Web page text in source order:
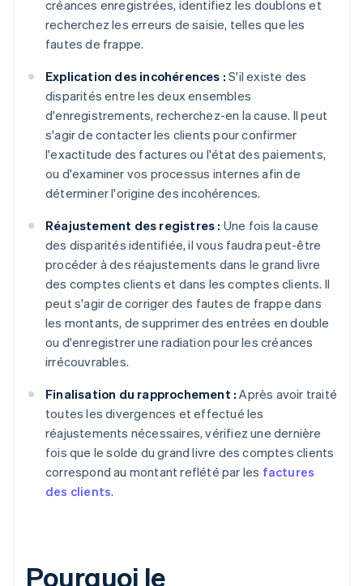
créances enregistrées, identifiez les doublons et
recherchez les erreurs de saisie, telles que les
fautes de frappe.
Explication des incohérences : S'il existe des
disparités entre les deux ensembles
d'enregistrements, recherchez-en la cause. Il peut
s'agir de contacter les clients pour confirmer
l'exactitude des factures ou l'état des paiements,
ou d'examiner vos processus internes afin de
déterminer l'origine des incohérences.
Réajustement des registres : Une fois la cause
des disparités identifiée, il vous faudra peut-être
procéder à des réajustements dans le grand livre
des comptes clients et dans les comptes clients. Il
peut s'agir de corriger des fautes de frappe dans
les montants, de supprimer des entrées en double
ou d'enregistrer une radiation pour les créances
irrécouvrables.
Finalisation du rapprochement : Après avoir traité
toutes les divergences et effectué les
réajustements nécessaires, vérifiez une dernière
fois que le solde du grand livre des comptes clients
correspond au montant reflété par les factures
des clients.
Pourquoi le